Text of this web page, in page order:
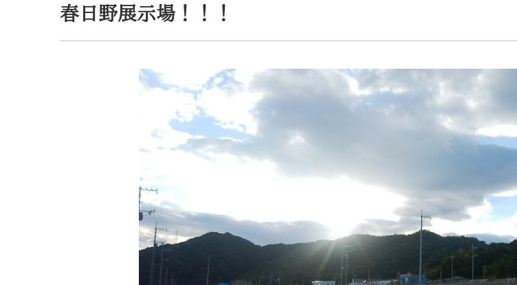
春日野展示場！！！